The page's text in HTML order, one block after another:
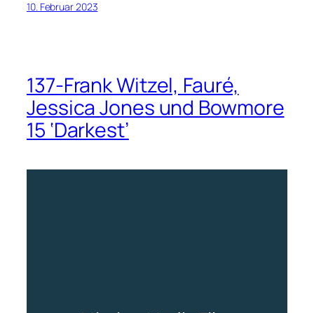
10. Februar 2023
137-Frank Witzel, Fauré,
Jessica Jones und Bowmore
15 ‘Darkest’